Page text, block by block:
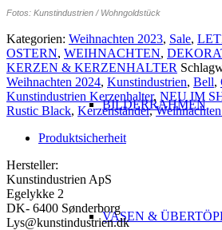
BILDERRAHMEN
VASEN &
Fotos: Kunstindustrien / Wohngoldstück
Kategorien: Weihnachten 2023, Sale,
OSTERN, WEIHNACHTEN,
KERZEN & KERZENHALTER
Weihnachten 2024, Kunstindustrien, Bell,
Kunstindustrien Kerzenhalter, NEU IM
Rustic Black, Kerzenständer,
Produktsicherheit
Hersteller:
Kunstindustrien ApS
Egelykke 2
DK- 6400 Sønderborg
Lys@kunstindustrien.dk